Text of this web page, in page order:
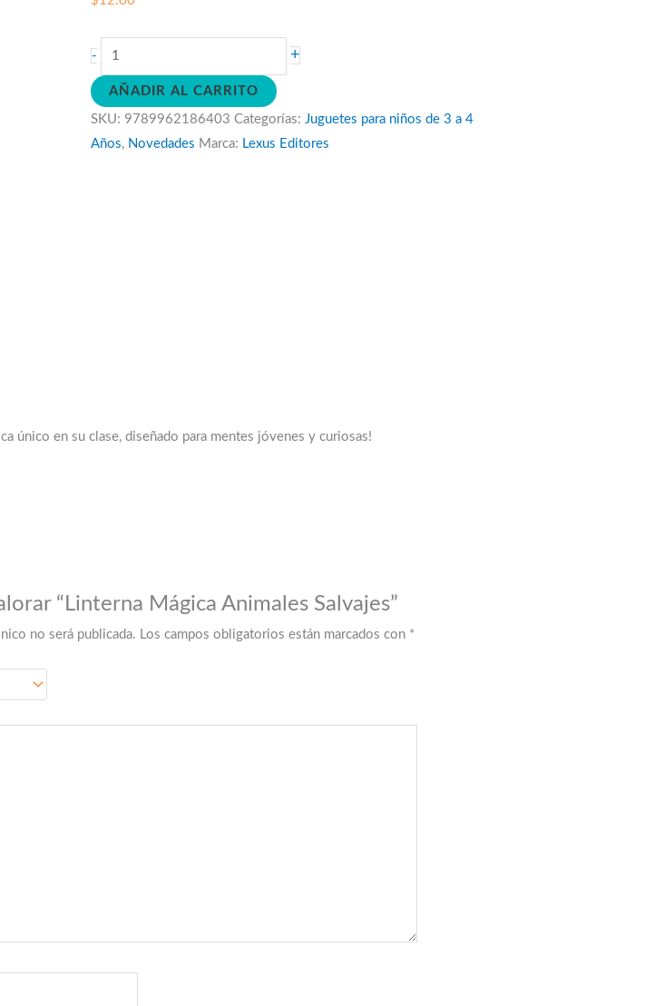
-
Linterna
Mágica
Animales
Salvajes
cantidad
+
AÑADIR AL CARRITO
SKU: 9789962186403 Categorías: Juguetes para niños de 3 a 4
Años, Novedades Marca: Lexus Editores
único en su clase, diseñado para mentes jóvenes y curiosas!
“Linterna Mágica Animales Salvajes”
no será publicada. Los campos obligatorios están marcados con *